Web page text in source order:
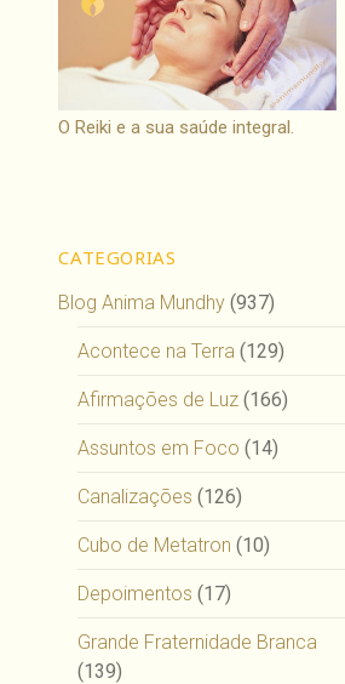
O Reiki e a sua saúde integral.
CATEGORIAS
Blog Anima Mundhy (937)
Acontece na Terra (129)
Afirmações de Luz (166)
Assuntos em Foco (14)
Canalizações (126)
Cubo de Metatron (10)
Depoimentos (17)
Grande Fraternidade Branca
(139)